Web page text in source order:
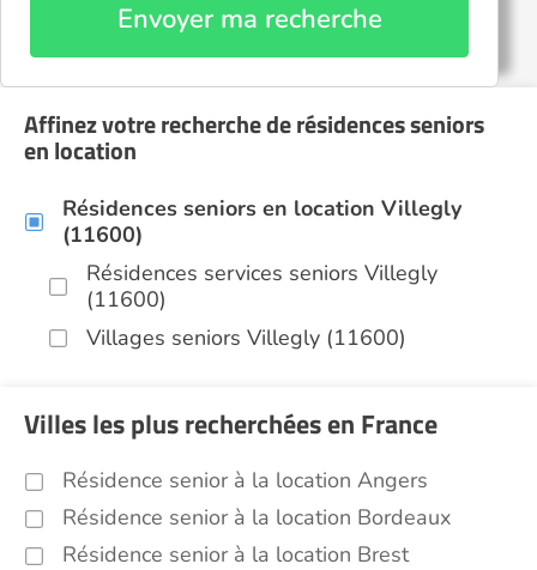
Envoyer ma recherche
Affinez votre recherche de résidences seniors
en location
Résidences seniors en location Villegly
(11600)
Résidences services seniors Villegly
(11600)
Villages seniors Villegly (11600)
Villes les plus recherchées en France
Résidence senior à la location Angers
Résidence senior à la location Bordeaux
Résidence senior à la location Brest